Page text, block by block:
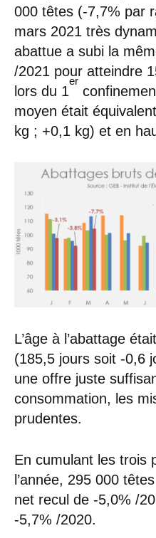
000 têtes (-7,7% par
mars 2021 très
abattue a subi la
/2021 pour atteindre
lors du 1
er
moyen était
kg ; +0,1 kg) et en
L’âge à l’abattage
(185,5 jours soit -0,6
une offre juste
consommation, les
prudentes.
En cumulant les trois
l’année, 295 000
net recul de -5,0% /
-5,7% /2020.